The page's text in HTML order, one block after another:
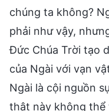
chúng ta không?
phải như vậy,
Đức Chúa Trời tạo
của Ngài với vạn
Ngài là cội nguồn
thật này không thể